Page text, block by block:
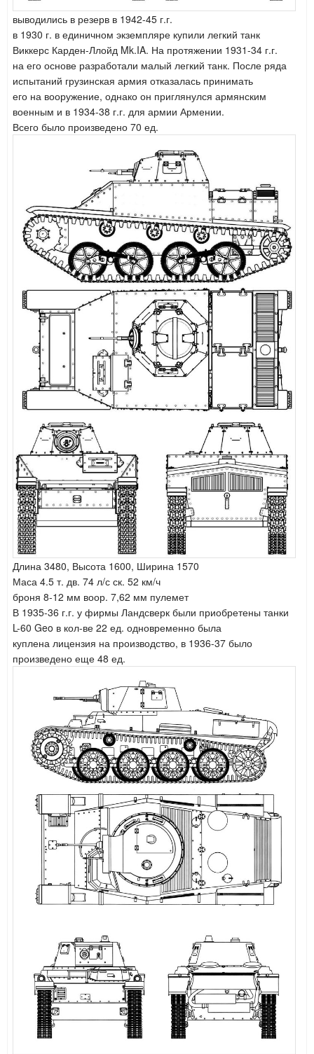
выводились в резерв в 1942-45 г.г.
в 1930 г. в единичном экземпляре купили легкий танк
Виккерс Карден-Ллойд Mk.IA. На протяжении 1931-34 г.г.
на его основе разработали малый легкий танк. После ряда
испытаний грузинская армия отказалась принимать
его на вооружение, однако он приглянулся армянским
военным и в 1934-38 г.г. для армии Армении.
Всего было произведено 70 ед.
Длина 3480, Высота 1600, Ширина 1570
Маса 4.5 т. дв. 74 л/с ск. 52 км/ч
броня 8-12 мм воор. 7,62 мм пулемет
В 1935-36 г.г. у фирмы Ландсверк были приобретены танки
L-60 Geo в кол-ве 22 ед. одновременно была
куплена лицензия на производство, в 1936-37 было
произведено еще 48 ед.